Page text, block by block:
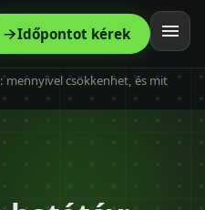
Időpontot kérek
mennyivel csökkenhet, és mit